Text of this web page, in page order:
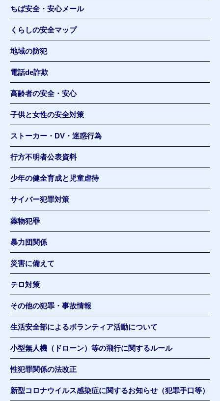
ちば安全・安心メール
くらしの安全マップ
地域の防犯
電話de詐欺
高齢者の安全・安心
子供と女性の安全対策
ストーカー・DV・迷惑行為
行方不明者公表資料
少年の健全育成と児童虐待
サイバー犯罪対策
薬物犯罪
暴力団関係
災害に備えて
テロ対策
その他の犯罪・事故情報
生活安全部によるボランティア活動について
小型無人機（ドローン）等の飛行に関するルール
性犯罪関係の法改正
新型コロナウイルス感染症に関するお知らせ（犯罪手口等）